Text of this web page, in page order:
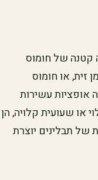
קטנה של חומוס
זית, או חומוס
אופציות עשירות
או שעועית קלויה, הן
של תבלינים יוצרת